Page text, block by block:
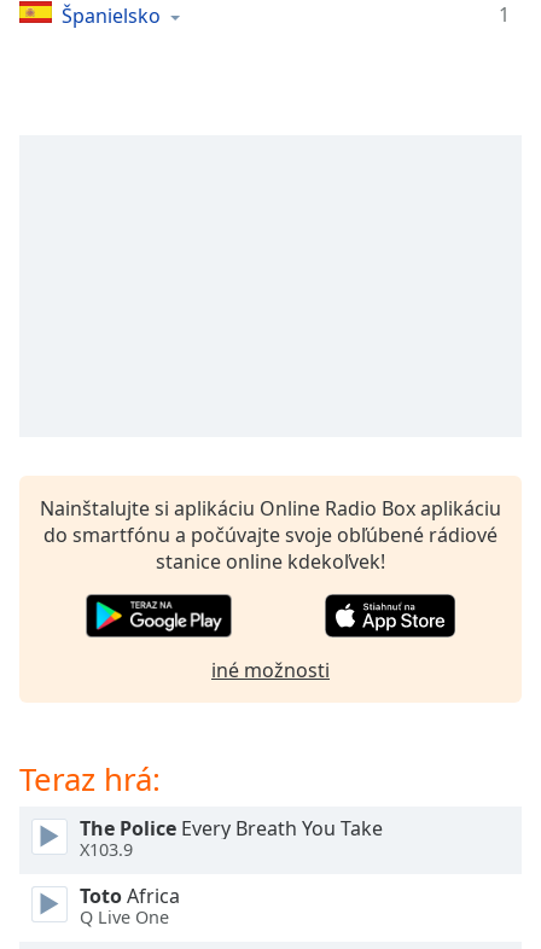
opens
subtitles
settings
selected
Track
Picture
modal
Španielsko
1
Nainštalujte si aplikáciu Online Radio Box aplikáciu
do smartfónu a počúvajte svoje obľúbené rádiové
stanice online kdekoľvek!
iné možnosti
Teraz hrá:
The Police Every Breath You Take
X103.9
TotoAfrica
Q Live One